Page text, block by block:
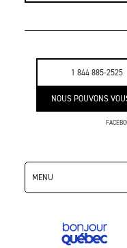
1 844 885-2525
NOUS POUVONS
MENU